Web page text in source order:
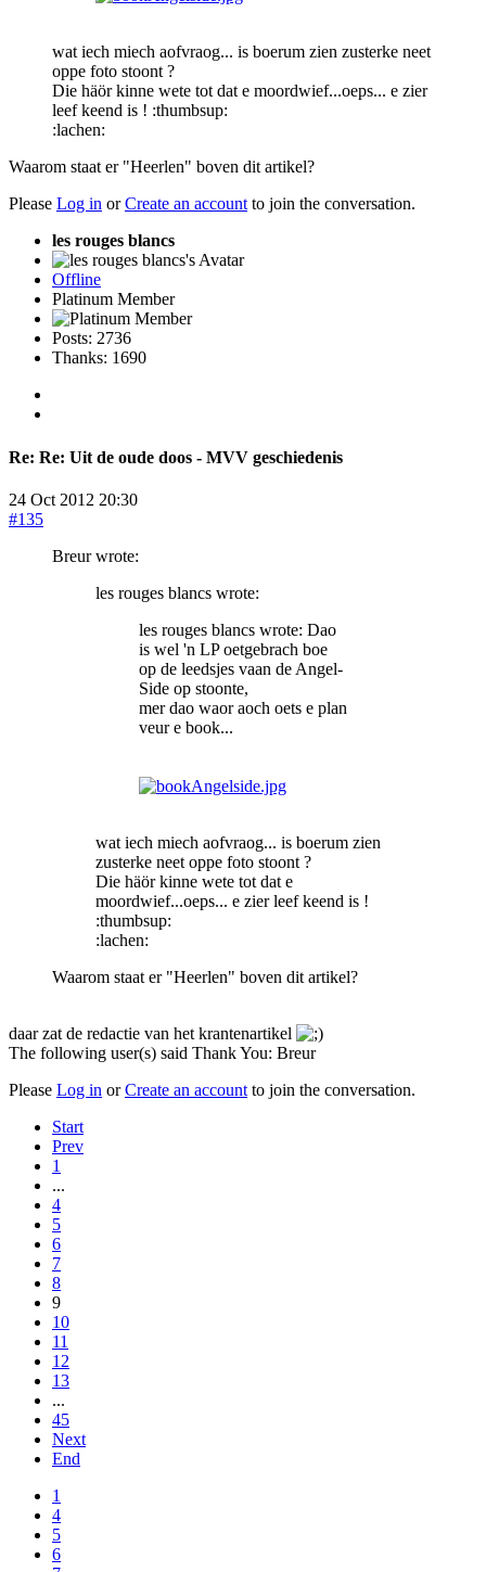
wat iech miech aofvraog... is boerum zien zusterke neet
oppe foto stoont ?
Die häör kinne wete tot dat e moordwief...oeps... e zier
leef keend is ! :thumbsup:
:lachen:
Waarom staat er "Heerlen" boven dit artikel?
Please Log in orCreate an account to join the conversation.
les rouges blancs
Offline
Platinum Member
Posts: 2736
Thanks: 1690
Re: Re: Uit de oude doos - MVV geschiedenis
24 Oct 2012 20:30
#135
Breur wrote:
les rouges blancs wrote:
les rouges blancs wrote: Dao
is wel 'n LP oetgebrach boe
op de leedsjes vaan de Angel-
Side op stoonte,
mer dao waor aoch oets e plan
veur e book...
wat iech miech aofvraog... is boerum zien
zusterke neet oppe foto stoont ?
Die häör kinne wete tot dat e
moordwief...oeps... e zier leef keend is !
:thumbsup:
:lachen:
Waarom staat er "Heerlen" boven dit artikel?
daar zat de redactie van het krantenartikel
The following user(s) said Thank You: Breur
Please Log in orCreate an account to join the conversation.
Start
Prev
1
...
4
5
6
7
8
9
10
11
12
13
...
45
Next
End
1
4
5
6